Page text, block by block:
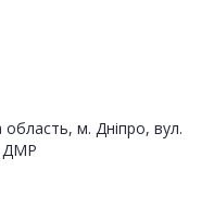
область, м. Дніпро, вул.
ДМР